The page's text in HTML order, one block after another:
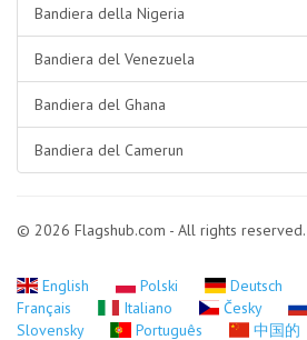
Bandiera della Nigeria
Bandiera del Venezuela
Bandiera del Ghana
Bandiera del Camerun
© 2026 Flagshub.com - All rights reserved.
English Polski Deutsch
Français
Italiano Česky
Slovensky
Português 中国的